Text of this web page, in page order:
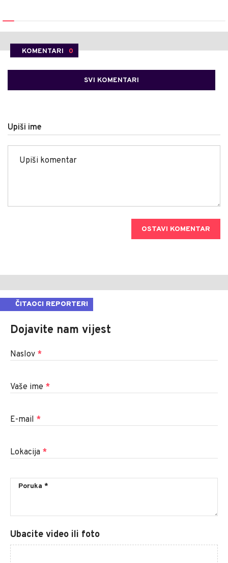
KOMENTARI 0
SVI KOMENTARI
Upiši ime
OSTAVI KOMENTAR
ČITAOCI REPORTERI
Dojavite nam vijest
Naslov *
Vaše ime *
E-mail *
Lokacija *
Ubacite video ili foto